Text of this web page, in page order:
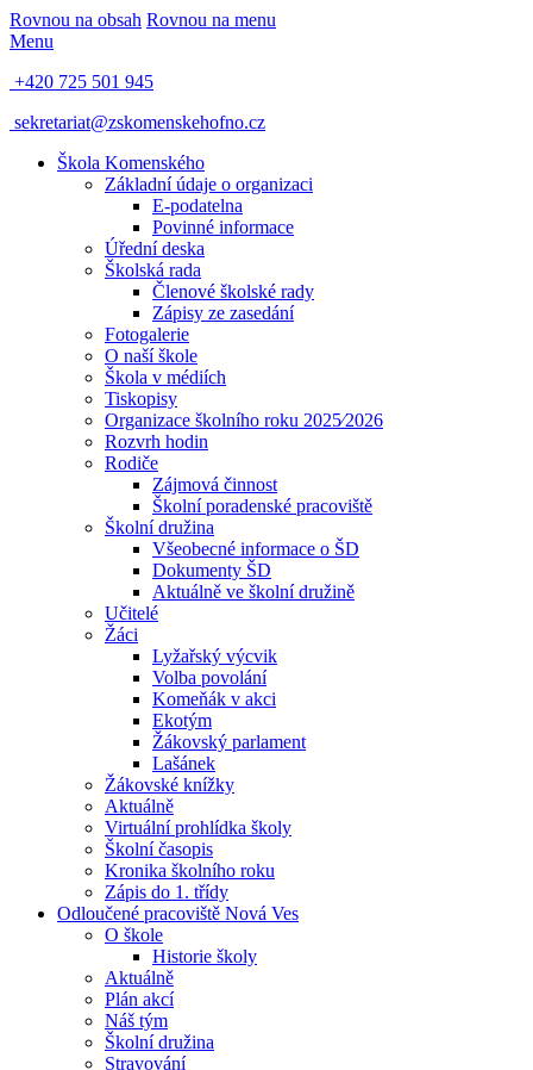
Rovnou na obsah Rovnou na menu
Menu
+420 725 501 945
sekretariat@zskomenskehofno.cz
Škola Komenského
Základní údaje o organizaci
E-podatelna
Povinné informace
Úřední deska
Školská rada
Členové školské rady
Zápisy ze zasedání
Fotogalerie
O naší škole
Škola v médiích
Tiskopisy
Organizace školního roku 2025⁄2026
Rozvrh hodin
Rodiče
Zájmová činnost
Školní poradenské pracoviště
Školní družina
Všeobecné informace o ŠD
Dokumenty ŠD
Aktuálně ve školní družině
Učitelé
Žáci
Lyžařský výcvik
Volba povolání
Komeňák v akci
Ekotým
Žákovský parlament
Lašánek
Žákovské knížky
Aktuálně
Virtuální prohlídka školy
Školní časopis
Kronika školního roku
Zápis do 1. třídy
Odloučené pracoviště Nová Ves
O škole
Historie školy
Aktuálně
Plán akcí
Náš tým
Školní družina
Stravování